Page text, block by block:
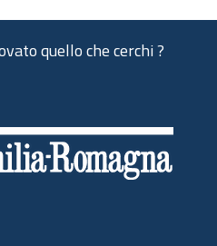
quello che cerchi ?